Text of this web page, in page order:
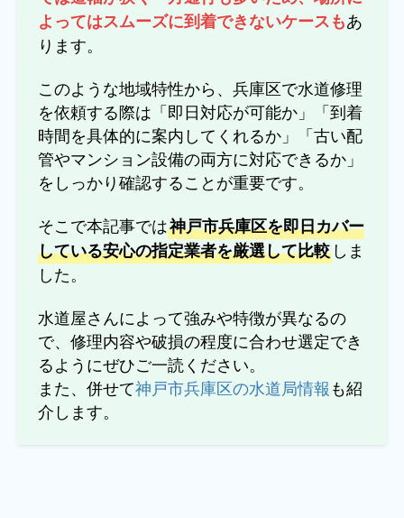
よってはスムーズに到着できないケースもあ
ります。
このような地域特性から、兵庫区で水道修理
を依頼する際は「即日対応が可能か」「到着
時間を具体的に案内してくれるか」「古い配
管やマンション設備の両方に対応できるか」
をしっかり確認することが重要です。
そこで本記事では神戸市兵庫区を即日カバー
している安心の指定業者を厳選して比較 しま
した。
水道屋さんによって強みや特徴が異なるの
で、修理内容や破損の程度に合わせ選定でき
るようにぜひご一読ください。
また、併せて神戸市兵庫区の水道局情報も紹
介します。